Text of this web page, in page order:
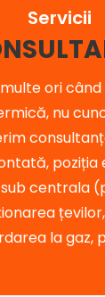
Servicii
ori
nu
poziția
centrala
la gaz,